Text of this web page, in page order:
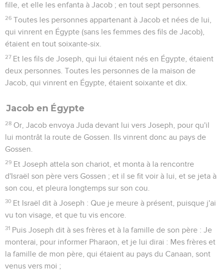
fille, et elle les enfanta à Jacob ; en tout sept personnes.
26 Toutes les personnes appartenant à Jacob et nées de lui,
qui vinrent en Égypte (sans les femmes des fils de Jacob),
étaient en tout soixante-six.
27 Et les fils de Joseph, qui lui étaient nés en Égypte, étaient
deux personnes. Toutes les personnes de la maison de
Jacob, qui vinrent en Égypte, étaient soixante et dix.
Jacob en Égypte
28 Or, Jacob envoya Juda devant lui vers Joseph, pour qu'il
lui montrât la route de Gossen. Ils vinrent donc au pays de
Gossen.
29 Et Joseph attela son chariot, et monta à la rencontre
d'Israël son père vers Gossen ; et il se fit voir à lui, et se jeta à
son cou, et pleura longtemps sur son cou.
30 Et Israël dit à Joseph : Que je meure à présent, puisque j'ai
vu ton visage, et que tu vis encore.
31 Puis Joseph dit à ses frères et à la famille de son père : Je
monterai, pour informer Pharaon, et je lui dirai : Mes frères et
la famille de mon père, qui étaient au pays du Canaan, sont
venus vers moi ;